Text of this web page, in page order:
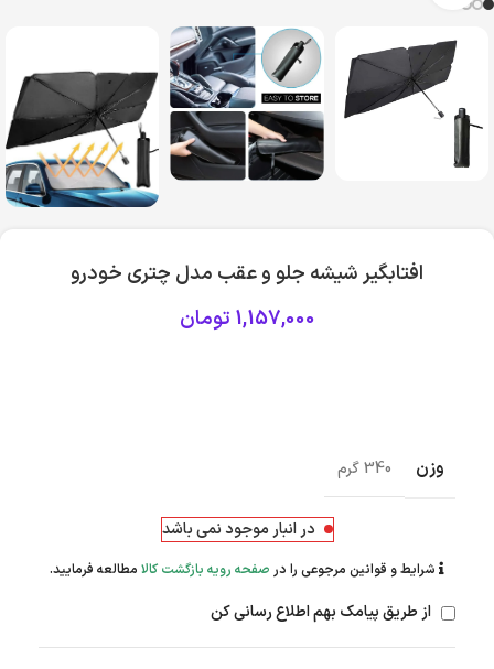
افتابگیر شیشه جلو و عقب مدل چتری خودرو
1,157,000 تومان
وزن 340 گرم
در انبار موجود نمی باشد
شرایط و قوانین مرجوعی را در صفحه رویه بازگشت کالا مطالعه فرمایید.
از طریق پیامک بهم اطلاع رسانی کن